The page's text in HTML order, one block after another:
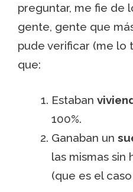
preguntar, me fie de
gente, gente que
pude verificar (me lo
que:
Estaban
100%.
Ganaban un
las mismas sin
(que es el